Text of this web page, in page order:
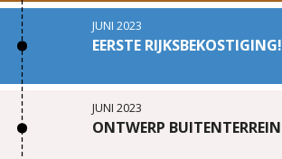
JUNI 2023
EERSTE RIJKSBEKOSTIGING!
JUNI 2023
ONTWERP BUITENTERREIN